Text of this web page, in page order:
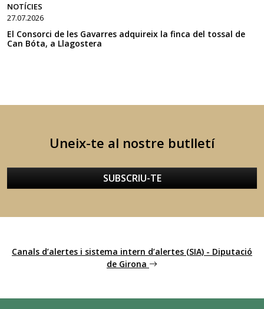
NOTÍCIES
27.07.2026
El Consorci de les Gavarres adquireix la finca del tossal de
Can Bóta, a Llagostera
Uneix-te al nostre butlletí
SUBSCRIU-TE
Canals d’alertes i sistema intern d’alertes (SIA) - Diputació
de Girona